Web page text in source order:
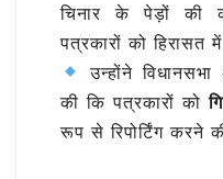
चिनार के पेड़ों की
पत्रकारों को हिरासत
उन्होंने विधानसभा
की कि पत्रकारों को
रूप से रिपोर्टिंग करने